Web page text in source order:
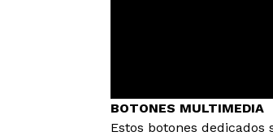
BOTONES MULTIMEDIA
Estos botones dedicados